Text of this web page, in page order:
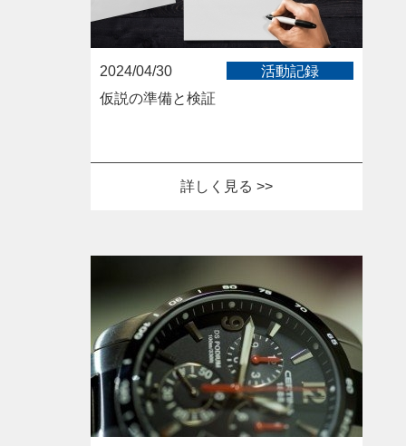
2024/04/30
活動記録
仮説の準備と検証
詳しく見る >>